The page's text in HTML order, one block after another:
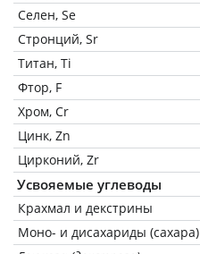
Селен, Se
Стронций, Sr
Титан, Ti
Фтор, F
Хром, Cr
Цинк, Zn
Цирконий, Zr
Усвояемые углеводы
Крахмал и декстрины
Моно- и дисахариды (сахара)